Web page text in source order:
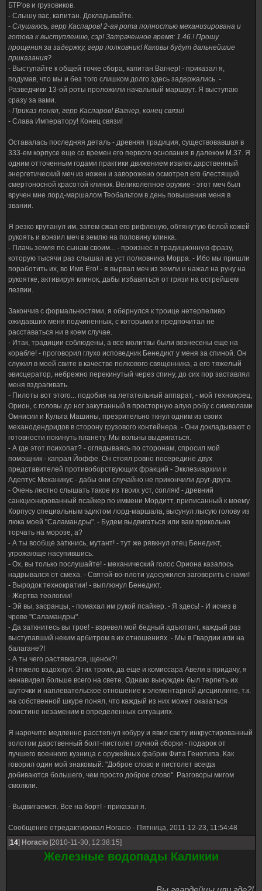
БТР'ов и грузовиков.
- Слышу вас, капитан. Докладывайте.
- Слушаюсь, герр Каспаров! 2-ая рота полностью механизирована и
готова к выступлению, сэр! Затраченное время: 1.46.! Прошу
прощения за задержку, герр полковник! Каковы будут дальнейшие
приказания?
- Выступайте к общей точке сбора, капитан Вагнер! - приказал я,
подумав, что мы и без того слишком долго здесь задержались. -
Разведчики 13-ой роты проложили начальный маршрут. Я выступаю
сразу за вами.
- Приказ понял, герр Каспаров! Вагнер, конец связи!
- Слава Императору! Конец связи!
Оставалась последняя деталь - древняя традиция, существовавшая в
333-ем корпусе еще со времен его первого основания в далеком М.37. Я
одним отточенным годами практики движением извлек дарственный
энергетический меч из ножен и заворожено осмотрел его блестящий
смертоносной красотой клинок. Великолепное оружие - этот меч был
вручен мне лорд-маршалом Теобальтом в день повышения меня в
звании.
Я резко крутанул им, затем сжал его рифленую, обтянутую белой кожей
рукоять и вонзил меч в землю на половину клинка.
- Плачь земля по сынам своим... - произнес я традиционную фразу,
которую тысячи раз слышал из уст полковника Морра. - Ибо мы пришли
поработить их, во Имя Его! - я вырвал меч из земли и нажал на руну на
рукоятке, активируя клинок, дабы избавиться от грязи на острейшем
лезвии.
Закончив с формальностями, я обернулся к троице нетерпеливо
ожидавших меня подчиненных, с которыми я предпочитал не
расставаться ни в коем случае.
- Итак, традиции соблюдены, а все молитвы были вознесены еще на
корабле! - проговорил глухо исповедник Бенедикт у меня за спиной. Он
служил в моей свите в качестве полкового священника, а его тяжелый
эвисцератор, небрежно перекинутый через спину, до сих пор заставлял
меня вздрагивать.
- Пилоты вот этого... подобия на летательный аппарат, - мой техножрец,
Орион, с головы до ног закутанный в просторную алую робу с символами
Омнисии и Культа Машины, презрительно ткнул одним из своих
механодендридов в сторону грузового контейнера. - Они докладывают о
готовности покинуть планету. Мы вольны выдвигаться.
- А где этот психопат? - оглядываясь по сторонам, спросил мой
помощник - капрал Йоффе. Он стоял ровно посередине двух
представителей противоборствующих фракций - Экклезиархии и
Адептус Механикус - дабы они случайно не прикончили друг-друга.
- Очень лестно слышать такое из твоих уст, сопляк! - древний
санкционированный псайкер по иммени Мордитт, приписанный к моему
Корпусу специальным эдиктом лорд-маршала, высунул лысую голову из
люка моей "Саламандры". - Будем выдвигаться или вам прикольно
торчать на морозе, а?
- А ты вообще заткнись, мутант! - тут же рявкнул отец Бенедикт,
угрожающе насупившись.
- Ох, вы только послушайте! - механический голос Ориона казалось
надрывался от смеха. - Святой-во-плоти удосужился заговорить с нами!
- Выродок технократии! - выплюнул Бенедикт.
- Жертва теологии!
- Эй вы, засранцы, - помахал им рукой псайкер. - Я здесь! - И исчез в
чреве "Саламандры".
- Да заткнитесь вы трое! - взревел мой бедный адъютант, каждый раз
выступавший неким арбитром в их отношениях. - Мы в Гвардии или на
балагане?!
- А ты чего растявкался, щенок?!
Я тяжело вздохнул. Этих троих, да еще и комиссара Авеля в придачу, я
ненавидел больше всего на свете. Однако вынужден был терпеть их
шуточки и наплевательское отношение к элементарной дисциплине, т.к.
на собственной шкуре понял, что каждый из них может оказаться
поистине незаменим в определенных ситуациях.
Я нарочито медленно расстегнул кобуру и явил свету инкрустированный
золотом дарственный болт-пистолет ручной сборки - подарок от
лучшего военного кузница с оружейных фабрик Фита Генотипа. Как
говорил один мой знакомый: "Доброе слово и пистолет всегда
добиваются большего, чем просто доброе слово". Разговоры мигом
смолкли.
- Выдвигаемся. Все на борт! - приказал я.
Сообщение отредактировал Horacio - Пятница, 2011-12-23, 11:54:48
[14] Horacio [2010-11-30, 12:38:15]
Железные водопады Каликии